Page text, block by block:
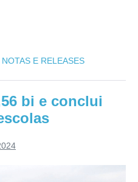
NOTAS E RELEASES
bi e conclui